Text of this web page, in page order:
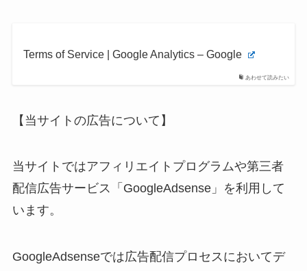
あわせて読みたい
Terms of Service | Google Analytics – Google
【当サイトの広告について】
当サイトではアフィリエイトプログラムや第三者
配信広告サービス「GoogleAdsense」を利用して
います。
GoogleAdsenseでは広告配信プロセスにおいてデ